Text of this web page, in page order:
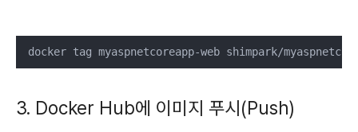
docker tag myaspnetcoreapp-web shimpark/
3. Docker Hub에 이미지 푸시(Push)